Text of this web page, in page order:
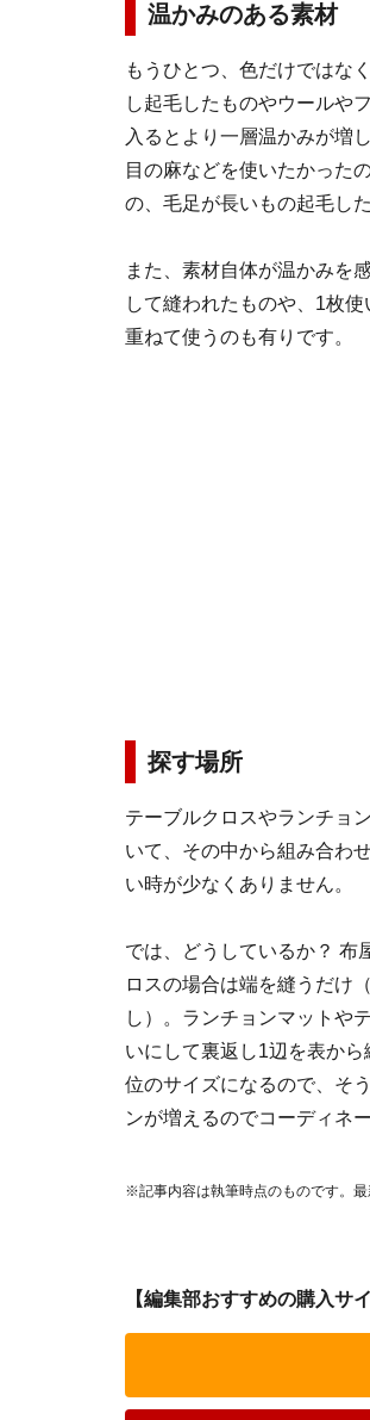
温かみのある素材
もうひとつ、色だけではな
し起毛したものやウールや
入るとより一層温かみが増
目の麻などを使いたかった
の、毛足が長いもの起毛し
また、素材自体が温かみを
して縫われたものや、1枚
重ねて使うのも有りです。
探す場所
テーブルクロスやランチョ
いて、その中から組み合わ
い時が少なくありません。
では、どうしているか？ 布
ロスの場合は端を縫うだけ
し）。ランチョンマットや
いにして裏返し1辺を表か
位のサイズになるので、そ
ンが増えるのでコーディネ
※記事内容は執筆時点のものです。最
【編集部おすすめの購入サイ